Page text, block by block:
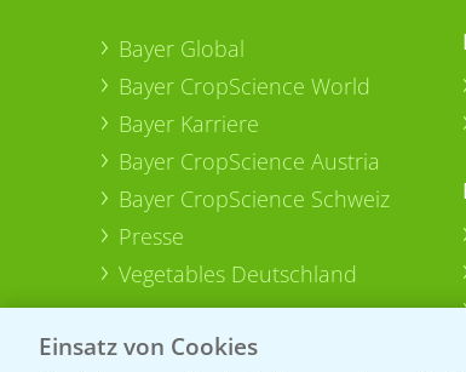
Bayer Global
Bayer CropScience World
Bayer Karriere
Bayer CropScience Austria
Bayer CropScience Schweiz
Presse
Vegetables Deutschland
Einsatz von Cookies